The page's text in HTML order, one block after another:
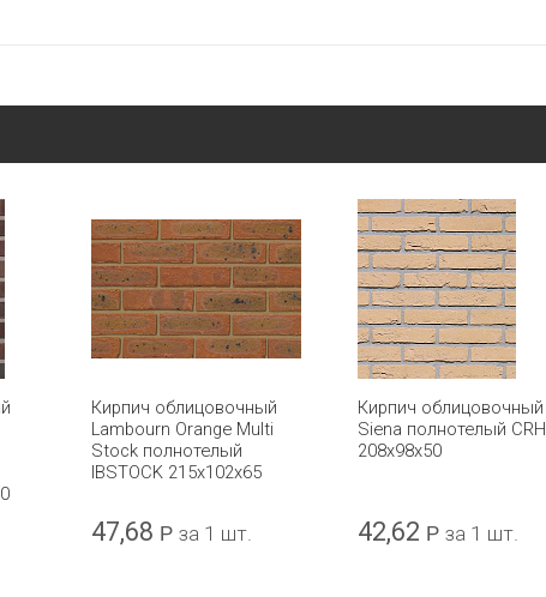
Кирпич облицовочный
Lambourn Orange Multi
Stock полнотелый
IBSTOCK 215x102x65
47,68 Р за 1 шт.
Кирпич облицовочный
Siena полнотелый CRH
208x98x50
42,62 Р за 1 шт.